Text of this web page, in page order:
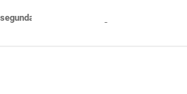
edición de su Programa Académico